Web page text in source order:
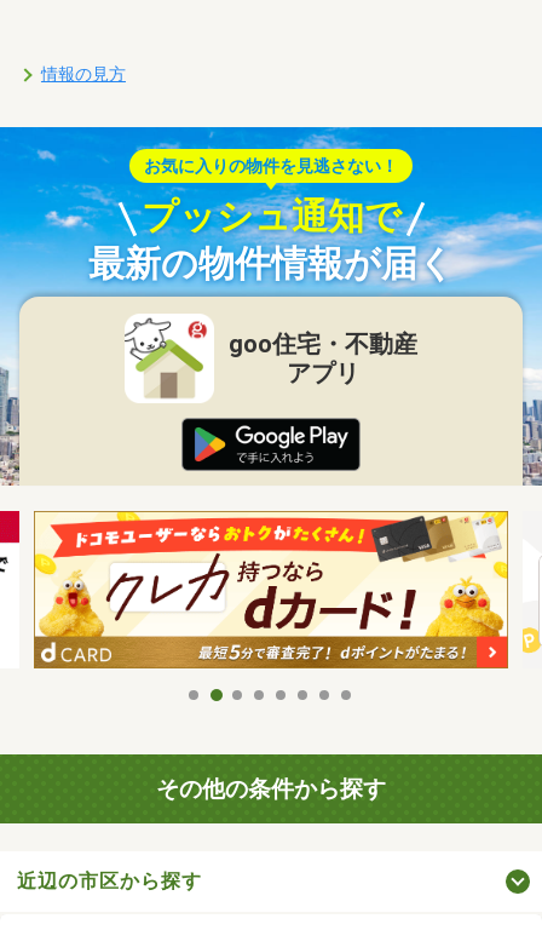
情報の見方
お気に入りの物件を見逃さない！
プッシュ通知で
最新の物件情報が届く
goo住宅・不動産
アプリ
その他の条件から探す
近辺の市区から探す